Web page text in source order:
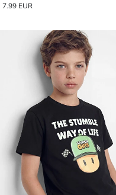
7.99 EUR